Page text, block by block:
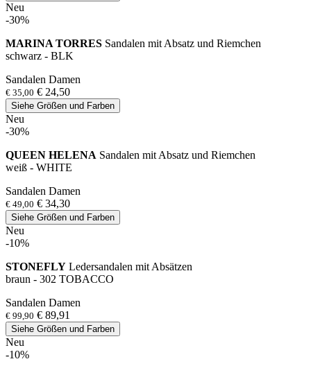
Neu
-30%
MARINA TORRES Sandalen mit Absatz und Riemchen
schwarz - BLK
Sandalen Damen
€ 35,00 € 24,50
Siehe Größen und Farben
Neu
-30%
QUEEN HELENA Sandalen mit Absatz und Riemchen
weiß - WHITE
Sandalen Damen
€ 49,00 € 34,30
Siehe Größen und Farben
Neu
-10%
STONEFLY Ledersandalen mit Absätzen
braun - 302 TOBACCO
Sandalen Damen
€ 99,90 € 89,91
Siehe Größen und Farben
Neu
-10%